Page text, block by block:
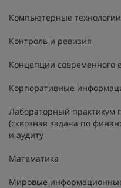
Компьютерные
Контроль и ревизия
Концепции современного
Корпоративные
Лабораторный практикум
(сквозная задача по
и аудиту
Математика
Мировые